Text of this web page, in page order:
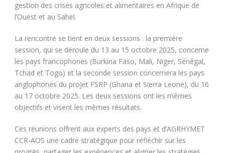
gestion des crises agricoles et alimentaires en Afrique de
l’Ouest et au Sahel.
La rencontre se tient en deux sessions : la première
session, qui se déroule du 13 au 15 octobre 2025, concerne
les pays francophones (Burkina Faso, Mali, Niger, Sénégal,
Tchad et Togo) et la seconde session concernera les pays
anglophones du projet FSRP (Ghana et Sierra Leone), du 16
au 17 octobre 2025. Les deux sessions ont les mêmes
objectifs et visent les mêmes résultats.
Ces réunions offrent aux experts des pays et d’AGRHYMET
CCR-AOS une cadre stratégique pour réfléchir sur les